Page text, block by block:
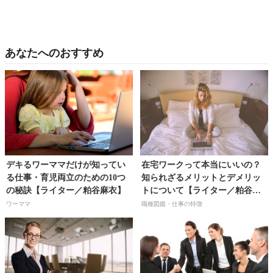
あなたへのおすすめ
デキるワーママだけが知ってい
る仕事・育児両立のための10つ
の秘訣【ライター／粕谷麻衣】
ワーママ
在宅ワークって本当にいいの？
知られざるメリットとデメリッ
トについて【ライター／粕谷麻
衣】
職種図鑑・仕事の特徴